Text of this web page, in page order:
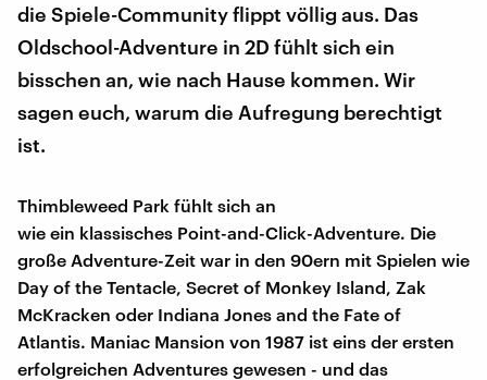
die Spiele-Community flippt völlig aus. Das
Oldschool-Adventure in 2D fühlt sich ein
bisschen an, wie nach Hause kommen. Wir
sagen euch, warum die Aufregung berechtigt
ist.
Thimbleweed Park fühlt sich an
wie ein klassisches Point-and-Click-Adventure. Die
große Adventure-Zeit war in den 90ern mit Spielen wie
Day of the Tentacle, Secret of Monkey Island, Zak
McKracken oder Indiana Jones and the Fate of
Atlantis. Maniac Mansion von 1987 ist eins der ersten
erfolgreichen Adventures gewesen - und das